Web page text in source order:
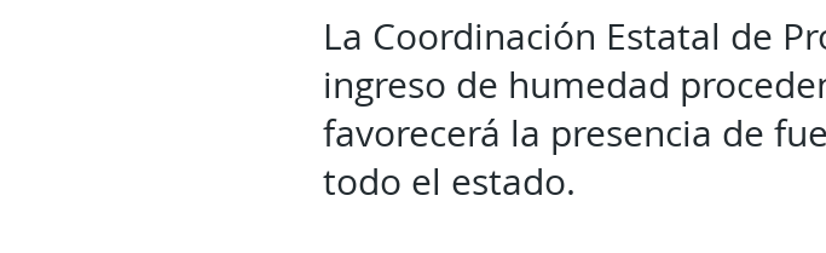
La Coordinación Estatal de
ingreso de humedad
favorecerá la presencia de
todo el estado.